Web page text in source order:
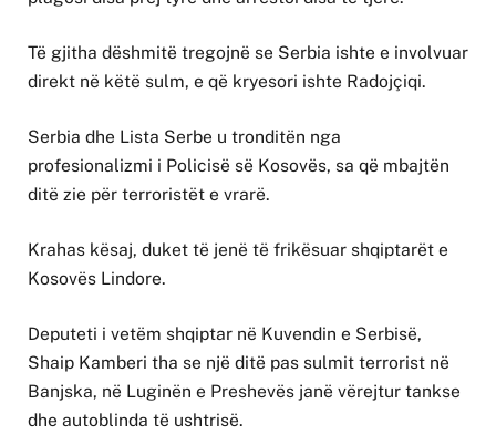
Të gjitha dëshmitë tregojnë se Serbia ishte e involvuar
direkt në këtë sulm, e që kryesori ishte Radojçiqi.
Serbia dhe Lista Serbe u tronditën nga
profesionalizmi i Policisë së Kosovës, sa që mbajtën
ditë zie për terroristët e vrarë.
Krahas kësaj, duket të jenë të frikësuar shqiptarët e
Kosovës Lindore.
Deputeti i vetëm shqiptar në Kuvendin e Serbisë,
Shaip Kamberi tha se një ditë pas sulmit terrorist në
Banjska, në Luginën e Preshevës janë vërejtur tankse
dhe autoblinda të ushtrisë.